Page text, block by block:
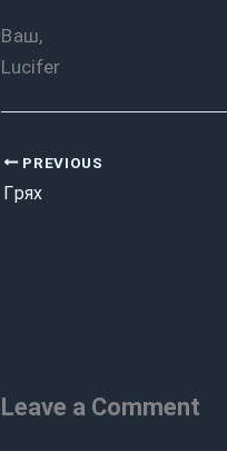
Ваш,
Lucifer
PREVIOUS
Грях
Leave a Comment